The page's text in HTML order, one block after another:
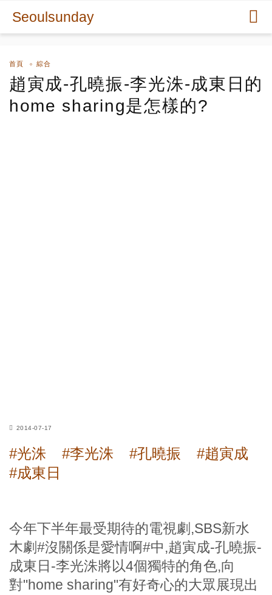
Seoulsunday
首頁 綜合
趙寅成-孔曉振-李光洙-成東日的
home sharing是怎樣的?
2014-07-17
#光洙 #李光洙 #孔曉振
#趙寅成
#成東日
今年下半年最受期待的電視劇,SBS新水
木劇#沒關係是愛情啊#中,趙寅成-孔曉振-
成東日-李光洙將以4個獨特的角色,向
對"home sharing"有好奇心的大眾展現出